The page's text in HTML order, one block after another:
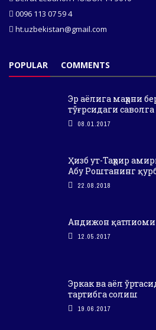
0096 113 07 59 4
ht.uzbekistan@gmail.com
POPULAR COMMENTS
Эр аёлига маҳрни
тўғрсидаги
08.01.2017
Ҳизб ут-Таҳрир
Абу Роштанинг
22.08.2018
Андижон
12.05.2017
Эркак ва аёл
тартибга солиш
19.06.2017